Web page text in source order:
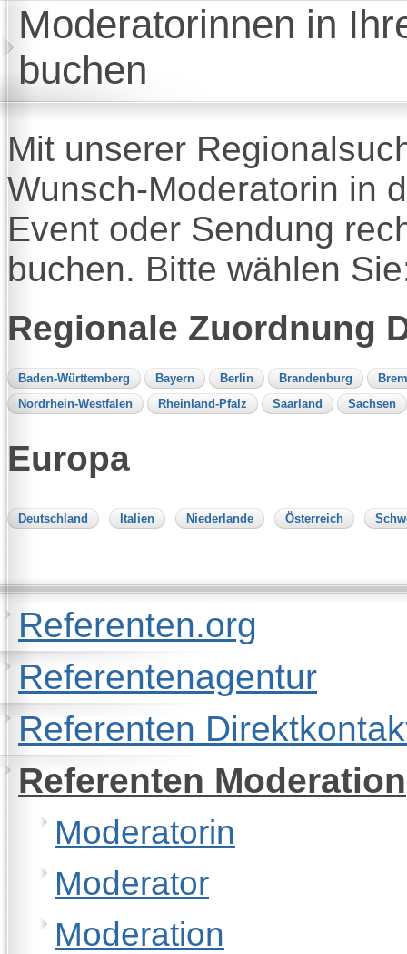
Moderatorinnen in
buchen
Mit unserer
Wunsch-Moderatorin in
Event oder Sendung
buchen. Bitte wählen
Regionale Zuordnung
Baden-Württemberg Bayern Berlin Brandenburg
Nordrhein-Westfalen
Rheinland-Pfalz Saarland Sachsen
Europa
Deutschland Italien Niederlande Österreich
Referenten.org
Referentenagentur
Referenten
Referenten Moderation
Moderatorin
Moderator
Moderation